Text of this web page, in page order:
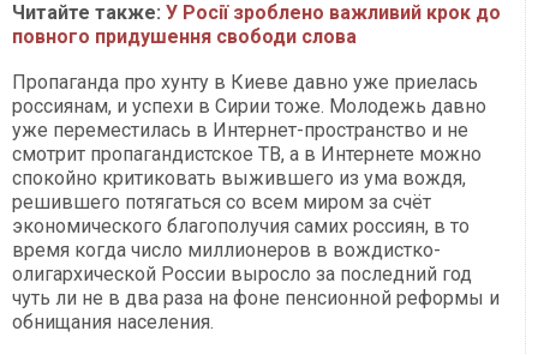
Читайте также: У Росії зроблено важливий крок до
повного придушення свободи слова
Пропаганда про хунту в Киеве давно уже приелась
россиянам, и успехи в Сирии тоже. Молодежь давно
уже переместилась в Интернет-пространство и не
смотрит пропагандистское ТВ, а в Интернете можно
спокойно критиковать выжившего из ума вождя,
решившего потягаться со всем миром за счёт
экономического благополучия самих россиян, в то
время когда число миллионеров в вождистко-
олигархической России выросло за последний год
чуть ли не в два раза на фоне пенсионной реформы и
обнищания населения.